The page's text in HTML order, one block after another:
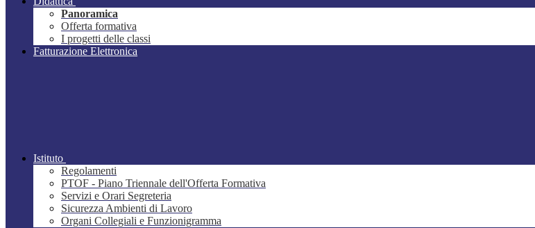
Panoramica
Offerta formativa
I progetti delle classi
Fatturazione Elettronica
Istituto
Regolamenti
PTOF - Piano Triennale dell'Offerta Formativa
Servizi e Orari Segreteria
Sicurezza Ambienti di Lavoro
Organi Collegiali e Funzionigramma